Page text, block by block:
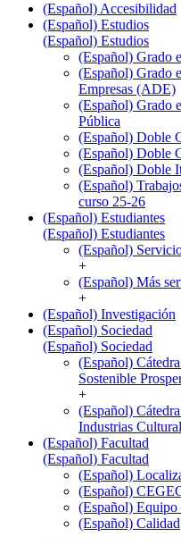
(Español) Accesibilidad
(Español) Estudios
(Español) Estudios
(Español) Grado
(Español) Grado
Empresas (ADE)
(Español) Grado
Pública
(Español) Doble
(Español) Doble
(Español) Doble
(Español)
curso 25-26
(Español) Estudiantes
(Español) Estudiantes
(Español)
+
(Español) Más
+
(Español) Investigación
(Español) Sociedad
(Español) Sociedad
(Español)
Sostenible
+
(Español)
Industrias
(Español) Facultad
(Español) Facultad
(Español)
(Español)
(Español)
(Español) Calidad